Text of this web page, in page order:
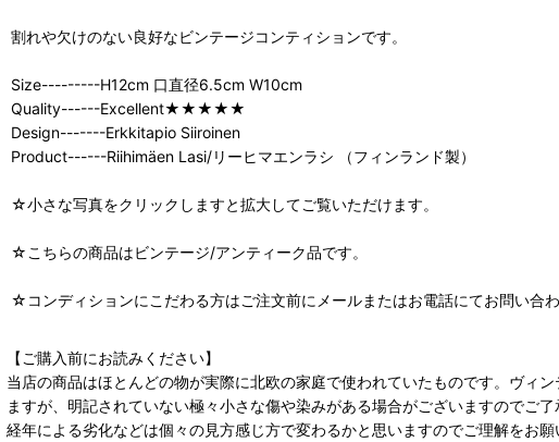
割れや欠けのない良好なビンテージコンティションです。
Size---------H12cm 口直径6.5cm W10cm
Quality------Excellent★★★★★
Design-------Erkkitapio Siiroinen
Product------Riihimäen Lasi/リーヒマエンラシ （フィンランド製）
☆小さな写真をクリックしますと拡大してご覧いただけます。
☆こちらの商品はビンテージ/アンティーク品です。
☆コンディションにこだわる方はご注文前にメールまたはお電話にてお問い合わ
【ご購入前にお読みください】
当店の商品はほとんどの物が実際に北欧の家庭で使われていたものです。ヴィ
ますが、明記されていない極々小さな傷や染みがある場合がございますのでご
経年による劣化などは個々の見方感じ方で変わるかと思いますのでご理解をお願